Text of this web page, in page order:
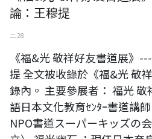
論：王穆提
二 28
《福&光 敬祥好友書道展》
提 全文被收錄於《福&光 敬
錄內。 主要參展者： 福光
語日本文化教育ｾﾝﾀｰ書道講
NPO書道スーパーキッズの